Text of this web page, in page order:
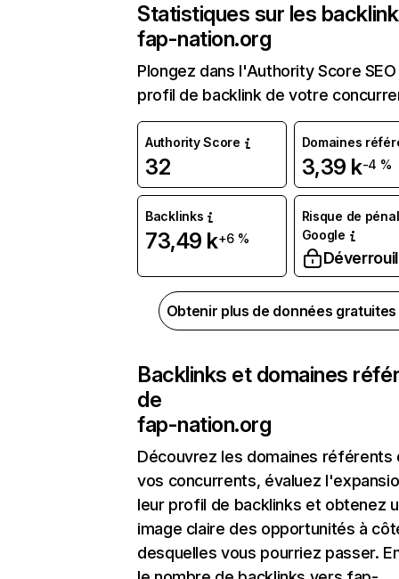
Statistiques sur les
fap-nation.org
Plongez dans l'Authority Score
profil de backlink de votre
Authority Score
32
Domaines
3,39 k-4 %
Backlinks
73,49 k+6 %
Risque de
Google
Obtenir plus de données
Backlinks et domaines
de
fap-nation.org
Découvrez les domaines référents
vos concurrents, évaluez
leur profil de backlinks et obtenez
image claire des opportunités à
desquelles vous pourriez passer.